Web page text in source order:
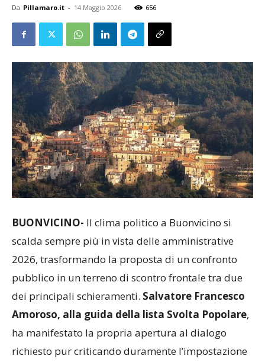
Da Pillamaro.it - 14 Maggio 2026 656
BUONVICINO- Il clima politico a Buonvicino si
scalda sempre più in vista delle amministrative
2026, trasformando la proposta di un confronto
pubblico in un terreno di scontro frontale tra due
dei principali schieramenti. Salvatore Francesco
Amoroso, alla guida della lista Svolta Popolare,
ha manifestato la propria apertura al dialogo
richiesto pur criticando duramente l’impostazione